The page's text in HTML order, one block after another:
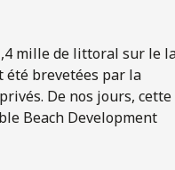
mille de littoral sur le
été brevetées par la
De nos jours, cette
Beach Development